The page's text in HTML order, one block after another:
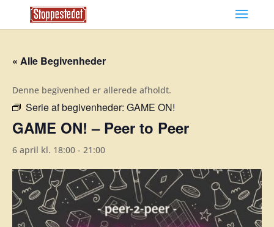
« Alle Begivenheder
Denne begivenhed er allerede afholdt.
Serie af begivenheder: GAME ON!
GAME ON! – Peer to Peer
6 april kl. 18:00 - 21:00